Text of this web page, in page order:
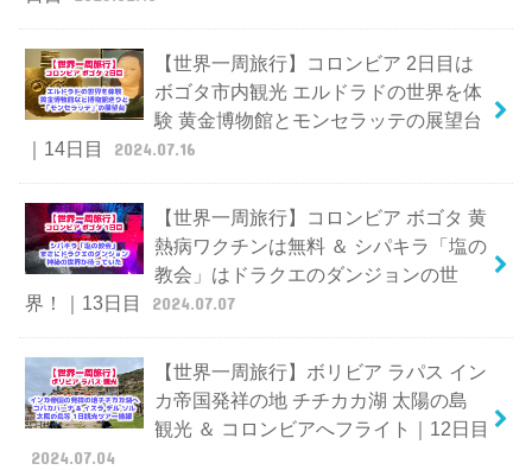
【世界一周旅行】コロンビア 2日目は
ボゴタ市内観光 エルドラドの世界を体
験 黄金博物館とモンセラッテの展望台
｜14日目
2024.07.16
【世界一周旅行】コロンビア ボゴタ 黄
熱病ワクチンは無料 ＆ シパキラ「塩の
教会」はドラクエのダンジョンの世
界！｜13日目
2024.07.07
【世界一周旅行】ボリビア ラパス イン
カ帝国発祥の地 チチカカ湖 太陽の島
観光 ＆ コロンビアへフライト｜12日目
2024.07.04